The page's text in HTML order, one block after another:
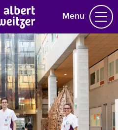
Menu
informatie
en behandeling
onze app
inzien?